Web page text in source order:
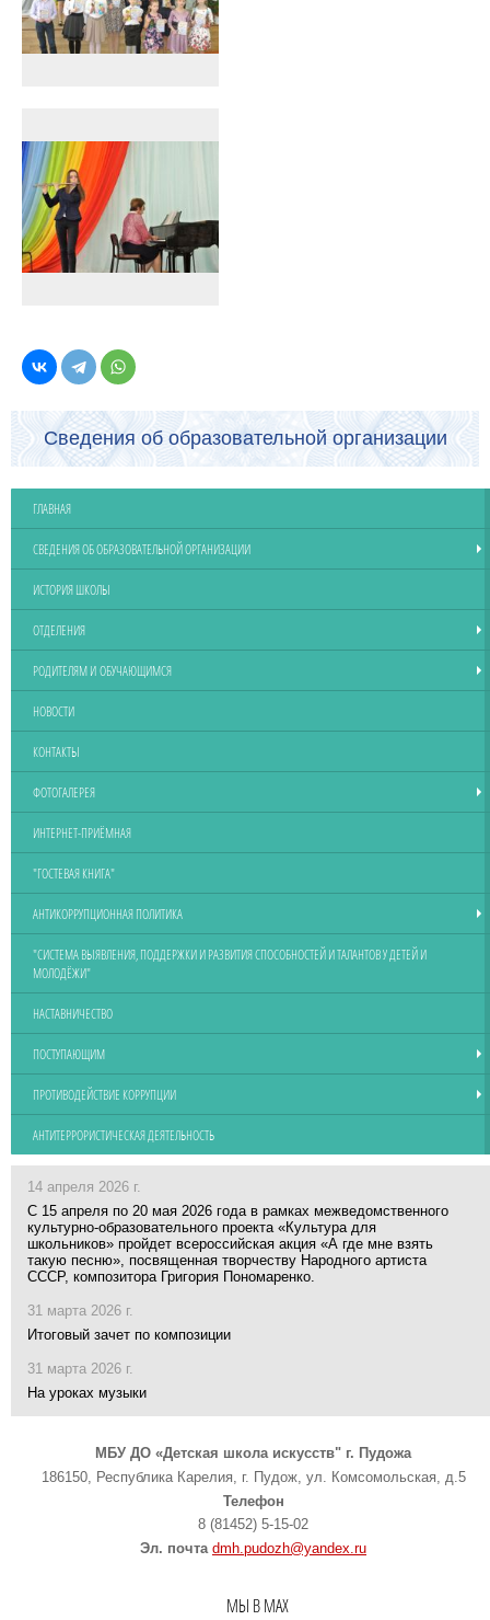
Сведения об образовательной организации
ГЛАВНАЯ
СВЕДЕНИЯ ОБ ОБРАЗОВАТЕЛЬНОЙ ОРГАНИЗАЦИИ
ИСТОРИЯ ШКОЛЫ
ОТДЕЛЕНИЯ
РОДИТЕЛЯМ И ОБУЧАЮЩИМСЯ
НОВОСТИ
КОНТАКТЫ
ФОТОГАЛЕРЕЯ
ИНТЕРНЕТ-ПРИЁМНАЯ
"ГОСТЕВАЯ КНИГА"
АНТИКОРРУПЦИОННАЯ ПОЛИТИКА
"СИСТЕМА ВЫЯВЛЕНИЯ, ПОДДЕРЖКИ И РАЗВИТИЯ СПОСОБНОСТЕЙ И ТАЛАНТОВ У ДЕТЕЙ И
МОЛОДЁЖИ"
НАСТАВНИЧЕСТВО
ПОСТУПАЮЩИМ
ПРОТИВОДЕЙСТВИЕ КОРРУПЦИИ
АНТИТЕРРОРИСТИЧЕСКАЯ ДЕЯТЕЛЬНОСТЬ
14 апреля 2026 г.
С 15 апреля по 20 мая 2026 года в рамках межведомственного
культурно-образовательного проекта «Культура для
школьников» пройдет всероссийская акция «А где мне взять
такую песню», посвященная творчеству Народного артиста
СССР, композитора Григория Пономаренко.
31 марта 2026 г.
Итоговый зачет по композиции
31 марта 2026 г.
На уроках музыки
МБУ ДО «Детская школа искусств" г. Пудожа
186150, Республика Карелия, г. Пудож, ул. Комсомольская, д.5
Телефон
8 (81452) 5-15-02
Эл. почта dmh.pudozh@yandex.ru
МЫ В MAX